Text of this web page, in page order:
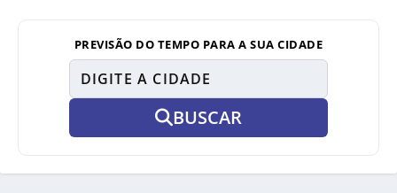
PREVISÃO DO TEMPO PARA A SUA CIDADE
BUSCAR